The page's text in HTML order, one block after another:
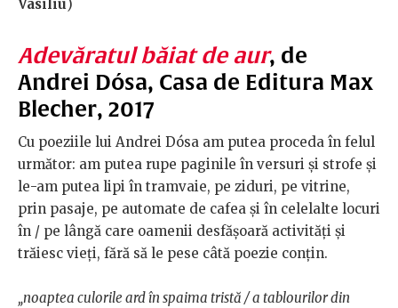
Vasiliu)
Adevăratul băiat de aur, de
Andrei Dósa, Casa de Editura Max
Blecher, 2017
Cu poeziile lui Andrei Dósa am putea proceda în felul
următor: am putea rupe paginile în versuri și strofe și
le-am putea lipi în tramvaie, pe ziduri, pe vitrine,
prin pasaje, pe automate de cafea și în celelalte locuri
în / pe lângă care oamenii desfășoară activități și
trăiesc vieți, fără să le pese câtă poezie conțin.
„noaptea culorile ard în spaima tristă / a tablourilor din